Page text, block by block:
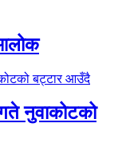
नुवाकोटको